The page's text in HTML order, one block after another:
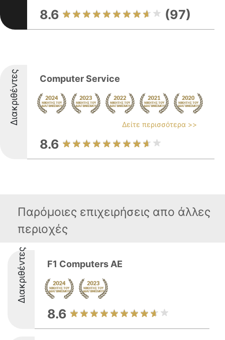
8.6 (97)
Διακριθέντες Computer Service
Δείτε περισσότερα >>
8.6
Παρόμοιες επιχειρήσεις απο άλλες
περιοχές
Διακριθέντες F1 Computers AE
8.6